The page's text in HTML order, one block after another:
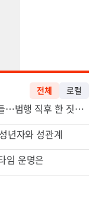
자와 성관계
운명은